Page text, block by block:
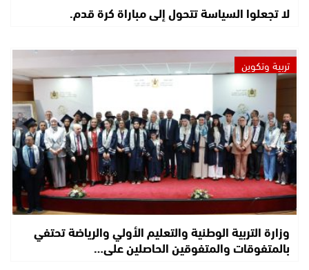
لا تجعلوا السياسة تتحول إلى مباراة كرة قدم.
تربية وتكوين
وزارة التربية الوطنية والتعليم الأولي والرياضة تحتفي
بالمتفوقات والمتفوقين الحاصلين على…